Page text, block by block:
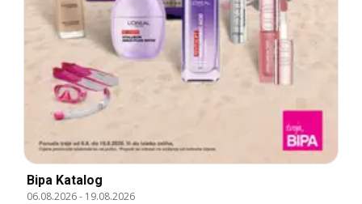
Bipa Katalog
06.08.2026- 19.08.2026